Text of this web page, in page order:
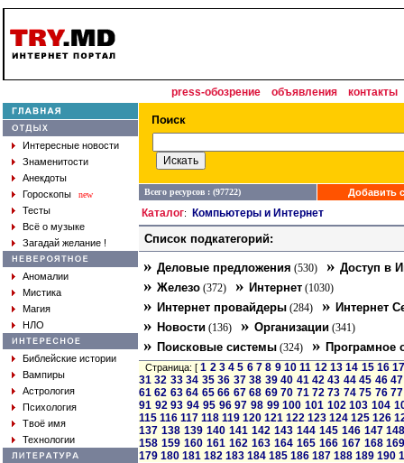
press-обозрение объявления контакты
Интересные новости
Знаменитости
Анекдоты
Гороскопы
new
Тесты
Всё о музыке
Загадай желание !
Аномалии
Мистика
Магия
НЛО
Библейские истории
Вампиры
Астрология
Психология
Твоё имя
Технологии
Всего ресурсов : (97722) Добавить
Каталог: Компьютеры и Интернет
Список подкатегорий:
» Деловые предложения (530) » Доступ в
» Железо (372) » Интернет (1030)
» Интернет провайдеры (284) » Интернет
» Новости (136) » Организации (341)
» Поисковые системы (324) » Програмное
Страница: [1 2 3 4 5 6 7 8 9 10 11 12 13 14 15 16
31 32 33 34 35 36 37 38 39 40 41 42 43 44 45 46 47
61 62 63 64 65 66 67 68 69 70 71 72 73 74 75 76 77
91 92 93 94 95 96 97 98 99 100 101 102 103 104
115 116 117 118 119 120 121 122 123 124 125 126
137 138 139 140 141 142 143 144 145 146 147
158 159 160 161 162 163 164 165 166 167 168
179 180 181 182 183 184 185 186 187 188 189 190